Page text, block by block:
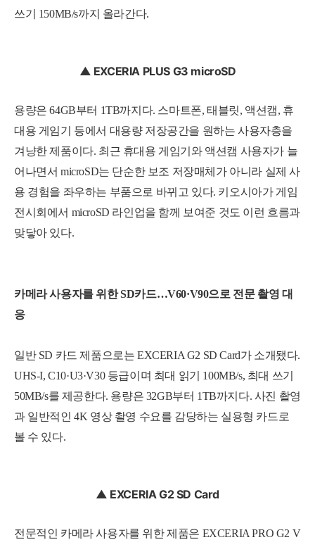
쓰기 150MB/s까지 올라간다.
▲ EXCERIA PLUS G3 microSD
용량은 64GB부터 1TB까지다. 스마트폰, 태블릿, 액션캠, 휴
대용 게임기 등에서 대용량 저장공간을 원하는 사용자층을
겨냥한 제품이다. 최근 휴대용 게임기와 액션캠 사용자가 늘
어나면서 microSD는 단순한 보조 저장매체가 아니라 실제 사
용 경험을 좌우하는 부품으로 바뀌고 있다. 키오시아가 게임
전시회에서 microSD 라인업을 함께 보여준 것도 이런 흐름과
맞닿아 있다.
카메라 사용자를 위한 SD카드…V60·V90으로 전문 촬영 대
응
일반 SD 카드 제품으로는 EXCERIA G2 SD Card가 소개됐다.
UHS-I, C10·U3·V30 등급이며 최대 읽기 100MB/s, 최대 쓰기
50MB/s를 제공한다. 용량은 32GB부터 1TB까지다. 사진 촬영
과 일반적인 4K 영상 촬영 수요를 감당하는 실용형 카드로
볼 수 있다.
▲ EXCERIA G2 SD Card
전문적인 카메라 사용자를 위한 제품은 EXCERIA PRO G2 V